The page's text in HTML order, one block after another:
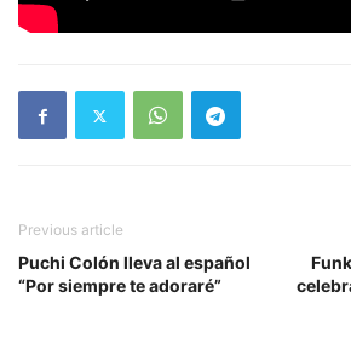
Previous article
Puchi Colón lleva al español
“Por siempre te adoraré”